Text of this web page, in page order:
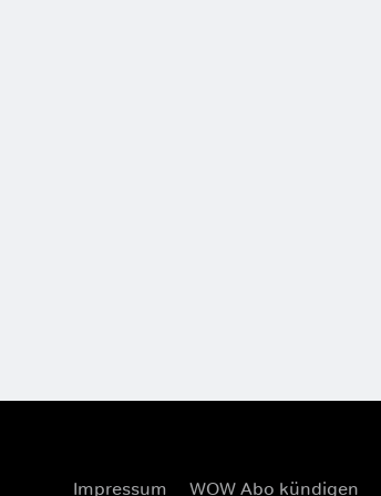
Impressum WOW Abo kündigen